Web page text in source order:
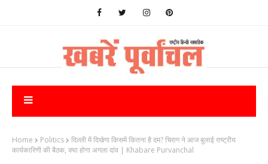
Home Politics
दिल्‍ली में दिखेगा किसमें कितना है दम? चिराग ने आज बुलाई राष्‍ट्रीय
कार्य‍कारिणी की बैठक, क्या होगा अगला दांव | Khabare Purvanchal